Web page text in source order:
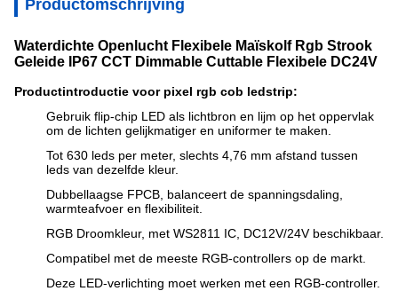
Productomschrijving
Waterdichte Openlucht Flexibele Maïskolf Rgb Strook
Geleide IP67 CCT Dimmable Cuttable Flexibele DC24V
Productintroductie voor pixel rgb cob ledstrip:
Gebruik flip-chip LED als lichtbron en lijm op het oppervlak
om de lichten gelijkmatiger en uniformer te maken.
Tot 630 leds per meter, slechts 4,76 mm afstand tussen
leds van dezelfde kleur.
Dubbellaagse FPCB, balanceert de spanningsdaling,
warmteafvoer en flexibiliteit.
RGB Droomkleur, met WS2811 IC, DC12V/24V beschikbaar.
Compatibel met de meeste RGB-controllers op de markt.
Deze LED-verlichting moet werken met een RGB-controller.